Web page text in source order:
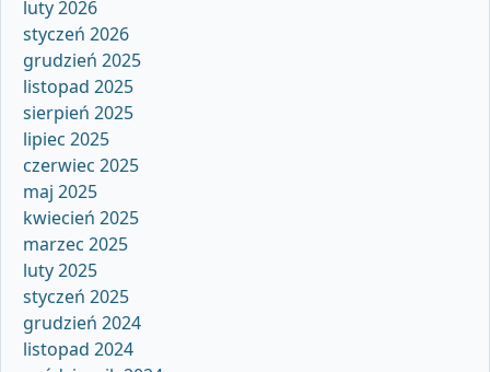
luty 2026
styczeń 2026
grudzień 2025
listopad 2025
sierpień 2025
lipiec 2025
czerwiec 2025
maj 2025
kwiecień 2025
marzec 2025
luty 2025
styczeń 2025
grudzień 2024
listopad 2024